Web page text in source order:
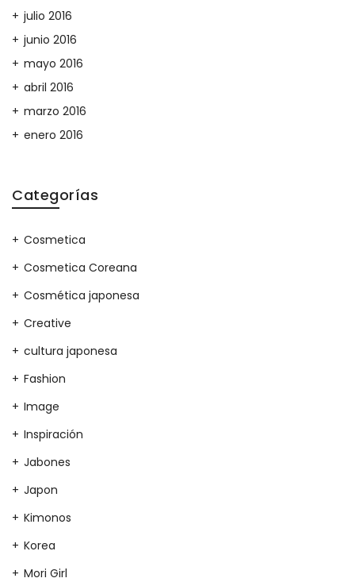
julio 2016
junio 2016
mayo 2016
abril 2016
marzo 2016
enero 2016
Categorías
Cosmetica
Cosmetica Coreana
Cosmética japonesa
Creative
cultura japonesa
Fashion
Image
Inspiración
Jabones
Japon
Kimonos
Korea
Mori Girl